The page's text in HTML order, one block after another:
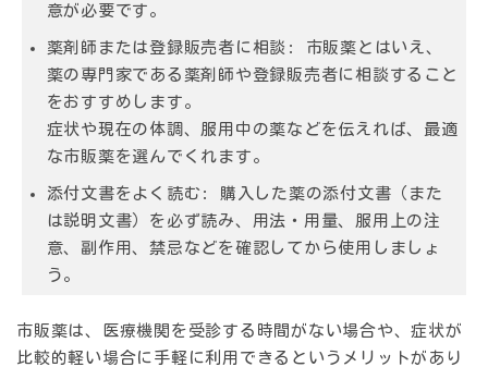
意が必要です。
薬剤師または登録販売者に相談:
市販薬とはいえ、
薬の専門家である薬剤師や登録販売者に相談すること
をおすすめします。
症状や現在の体調、服用中の薬などを伝えれば、最適
な市販薬を選んでくれます。
添付文書をよく読む:
購入した薬の添付文書（また
は説明文書）を必ず読み、用法・用量、服用上の注
意、副作用、禁忌などを確認してから使用しましょ
う。
市販薬は、医療機関を受診する時間がない場合や、症状が
比較的軽い場合に手軽に利用できるというメリットがあり